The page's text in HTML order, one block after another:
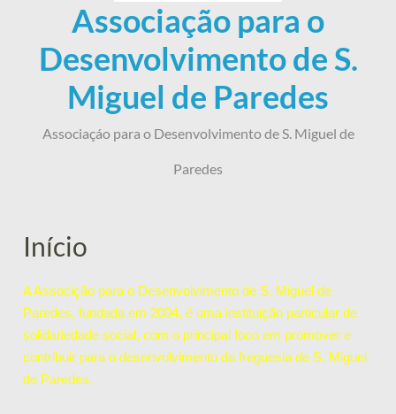
Associação para o
Desenvolvimento de S.
Miguel de Paredes
Associaçáo para o Desenvolvimento de S. Miguel de
Paredes
Início
A Associção para o Desenvolvimento de S. Miguel de
Paredes, fundada em 2004, é uma instituição particular de
solidariedade social, com o principal foco em promover e
contribuir para o desenvolvimento da freguesia de S. Miguel
de Paredes.